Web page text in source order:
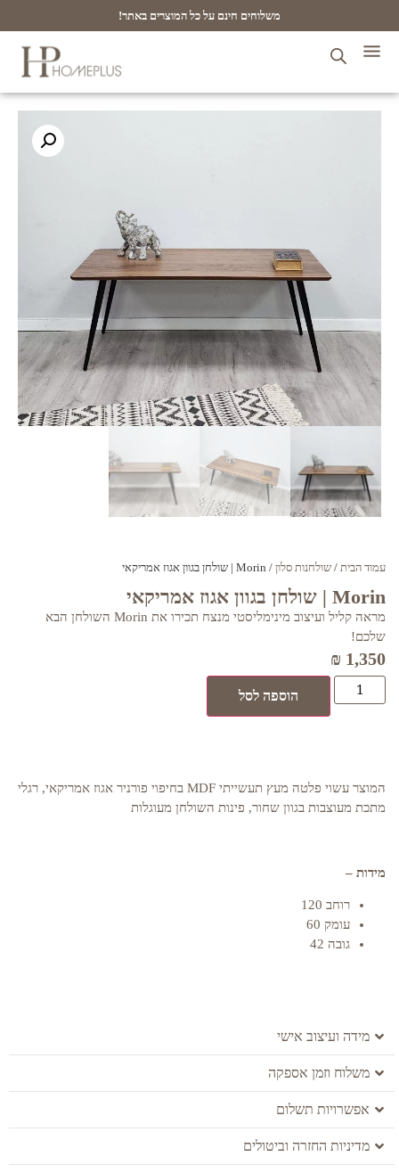
משלוחים חינם על כל המוצרים באתר!
עמוד הבית / שולחנות סלון / Morin | שולחן בגוון אגוז אמריקאי
Morin | שולחן בגוון אגוז אמריקאי
מראה קליל ועיצוב מינימליסטי מנצח תכירו את Morin השולחן הבא
שלכם!
₪ 1,350
הוספה לסל
המוצר עשוי פלטה מעץ תעשייתי MDF בחיפוי פורניר אגוז אמריקאי, רגלי
מתכת מעוצבות בגוון שחור, פינות השולחן מעוגלות
מידות –
רוחב 120
עומק 60
גובה 42
מידה ועיצוב אישי
משלוח וזמן אספקה
אפשרויות תשלום
מדיניות החזרה וביטולים